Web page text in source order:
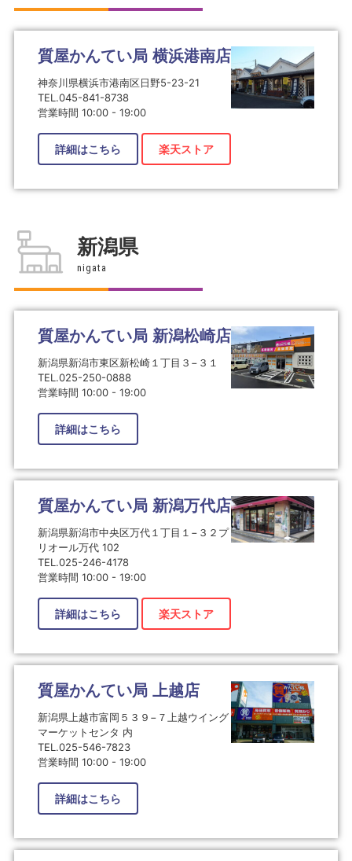
質屋かんてい局 横浜港南店
神奈川県横浜市港南区日野5-23-21
TEL.045-841-8738
営業時間 10:00 - 19:00
詳細はこちら 楽天ストア
新潟県
nigata
質屋かんてい局 新潟松崎店
新潟県新潟市東区新松崎１丁目３−３１
TEL.025-250-0888
営業時間 10:00 - 19:00
詳細はこちら
質屋かんてい局 新潟万代店
新潟県新潟市中央区万代１丁目１−３２プ
リオール万代 102
TEL.025-246-4178
営業時間 10:00 - 19:00
詳細はこちら 楽天ストア
質屋かんてい局 上越店
新潟県上越市富岡５３９−７上越ウイング
マーケットセンタ 内
TEL.025-546-7823
営業時間 10:00 - 19:00
詳細はこちら